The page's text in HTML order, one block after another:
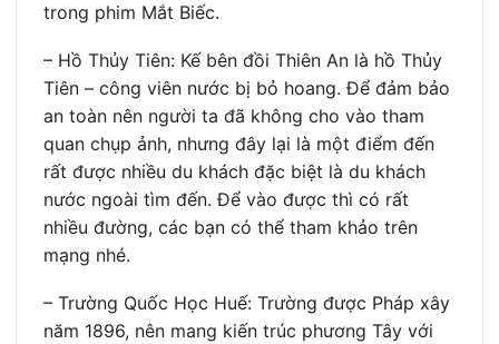
trong phim Mắt Biếc.
– Hồ Thủy Tiên: Kế bên đồi Thiên An là hồ Thủy
Tiên – công viên nước bị bỏ hoang. Để đảm bảo
an toàn nên người ta đã không cho vào tham
quan chụp ảnh, nhưng đây lại là một điểm đến
rất được nhiều du khách đặc biệt là du khách
nước ngoài tìm đến. Để vào được thì có rất
nhiều đường, các bạn có thể tham khảo trên
mạng nhé.
– Trường Quốc Học Huế: Trường được Pháp xây
năm 1896, nên mang kiến trúc phương Tây với